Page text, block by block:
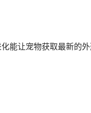
能让宠物获取最新的